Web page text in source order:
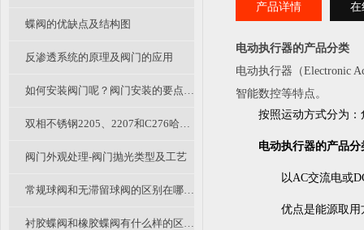
蝶阀的优缺点及结构图
反渗透系统的原理及阀门的应用
如何安装阀门呢？阀门安装的要点有哪些？
双相不锈钢2205、2207和C276哈氏合金钢耐腐蚀钢材的区别和特点
阀门外观处理-阀门抛光类型及工艺
常规球阀和无滞留球阀的区别在哪里呢？
衬胶蝶阀和橡胶蝶阀有什么样的区别和不同呢？
产品详情 在
电动执行器的产品分类
电动执行器（Electronic
智能数控等特点。
按照运动方式分为
电动执行器的产品分
以AC交流电或
优点是能源取用方